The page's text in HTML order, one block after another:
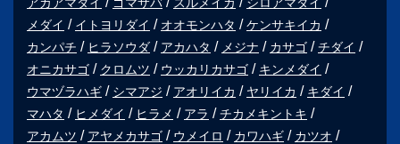
メダイ
イトヨリダイ オオモンハタ
ケンサキイカ
カンパチ
ヒラソウダ アカハタ メジナ カサゴ
チダイ
オニカサゴ
クロムツ ウッカリカサゴ
キンメダイ
ウマヅラハギ
シマアジ アオリイカ ヤリイカ
キダイ
マハタ
ヒメダイ ヒラメ アラ
チカメキントキ
アカムツ
アヤメカサゴ ウメイロ カワハギ
カツオ